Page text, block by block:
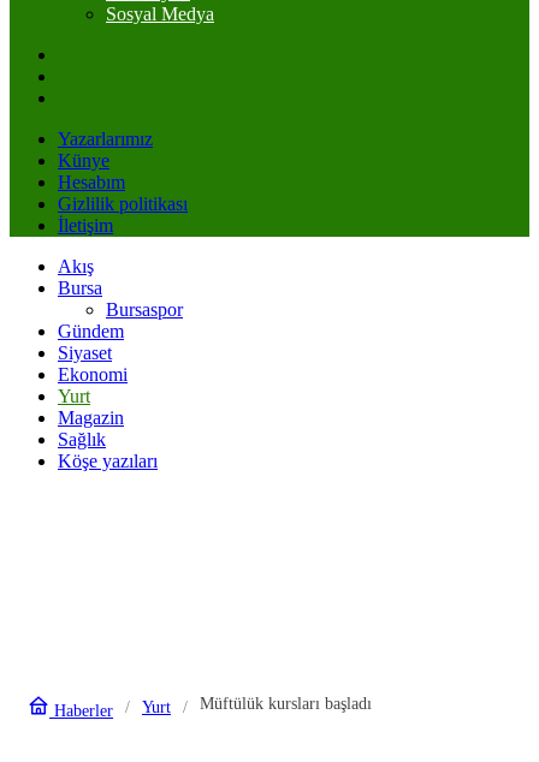
Sosyal Medya
Yazarlarımız
Künye
Hesabım
Gizlilik politikası
İletişim
Akış
Bursa
Bursaspor
Gündem
Siyaset
Ekonomi
Yurt
Magazin
Sağlık
Köşe yazıları
Haberler Yurt Müftülük kursları başladı